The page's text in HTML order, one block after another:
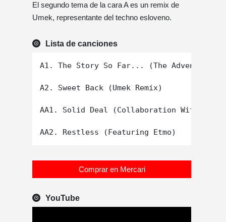
El segundo tema de la cara A es un remix de
Umek, representante del techno esloveno.
Lista de canciones
A1. The Story So Far... (The Advent "The
A2. Sweet Back (Umek Remix)
AA1. Solid Deal (Collaboration With
Comprar en Mercari
YouTube